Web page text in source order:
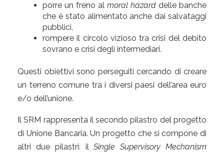
porre un freno al moral hazard delle banche
che è stato alimentato anche dai salvataggi
pubblici,
rompere il circolo vizioso tra crisi del debito
sovrano e crisi degli intermediari.
Questi obiettivi sono perseguiti cercando di creare
un terreno comune tra i diversi paesi dell’area euro
e/o dell’unione.
Il SRM rappresenta il secondo pilastro del progetto
di Unione Bancaria. Un progetto che si compone di
altri due pilastri: ilSingle Supervisory Mechanism